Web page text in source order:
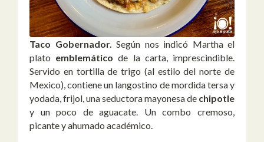
Taco Gobernador. Según nos indicó Martha el
plato emblemático de la carta, imprescindible.
Servido en tortilla de trigo (al estilo del norte de
Mexico), contiene un langostino de mordida tersa y
yodada, frijol, una seductora mayonesa de chipotle
y un poco de aguacate. Un combo cremoso,
picante y ahumado académico.